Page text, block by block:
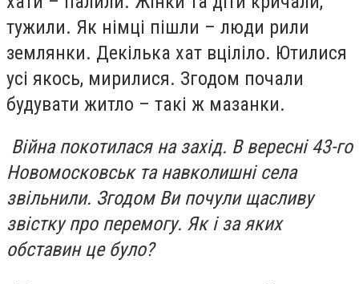
тужили. Як німці пішли – люди рили
землянки. Декілька хат вціліло. Ютилися
усі якось, мирилися. Згодом почали
будувати житло – такі ж мазанки.
Війна покотилася на захід. В вересні 43-го
Новомосковськ та навколишні села
звільнили. Згодом Ви почули щасливу
звістку про перемогу. Як і за яких
обставин це було?